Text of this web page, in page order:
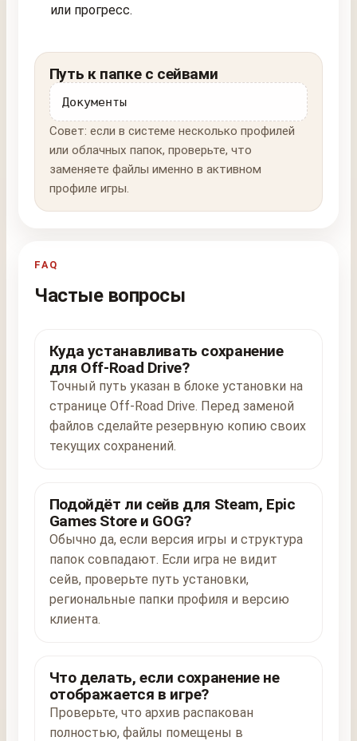
или прогресс.
Путь к папке с сейвами
Документы
Совет: если в системе несколько профилей
или облачных папок, проверьте, что
заменяете файлы именно в активном
профиле игры.
FAQ
Частые вопросы
Куда устанавливать сохранение
для Off-Road Drive?
Точный путь указан в блоке установки на
странице Off-Road Drive. Перед заменой
файлов сделайте резервную копию своих
текущих сохранений.
Подойдёт ли сейв для Steam, Epic
Games Store и GOG?
Обычно да, если версия игры и структура
папок совпадают. Если игра не видит
сейв, проверьте путь установки,
региональные папки профиля и версию
клиента.
Что делать, если сохранение не
отображается в игре?
Проверьте, что архив распакован
полностью, файлы помещены в